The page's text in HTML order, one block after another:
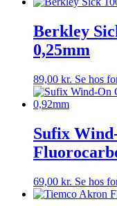
Berkley
0,25mm
89,00 kr. Se hos
Sufix
69,00 kr. Se hos